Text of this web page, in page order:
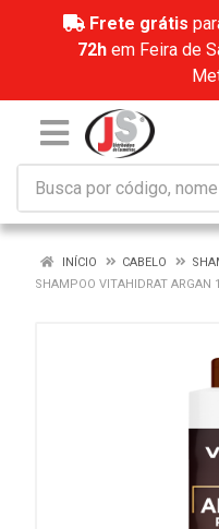
Frete grátis
72hem Feira de
INÍCIO CABELO
SHAMPOO VITAHIDRAT ARGAN